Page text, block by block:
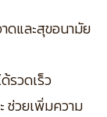
ดและสุขอนามัย
รวดเร็ว
ช่วยเพิ่มความ